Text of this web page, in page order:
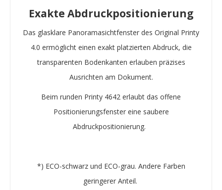
Exakte Abdruckpositionierung
Das glasklare Panoramasichtfenster des Original Printy
4.0 ermöglicht einen exakt platzierten Abdruck, die
transparenten Bodenkanten erlauben präzises
Ausrichten am Dokument.
Beim runden Printy 4642 erlaubt das offene
Positionierungsfenster eine saubere
Abdruckpositionierung.
*) ECO-schwarz und ECO-grau. Andere Farben
geringerer Anteil. ​​